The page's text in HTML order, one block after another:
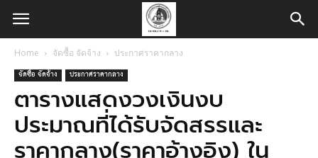
Home จัดซื้อ จัดจ้าง ประกาศราคากลาง
จัดซื้อ จัดจ้าง ประกาศราคากลาง
ตารางแสดงวงเงินงบ
ประมาณที่ได้รับจัดสรรและ
ราคากลาง(ราคาอ้างอิง) ใน